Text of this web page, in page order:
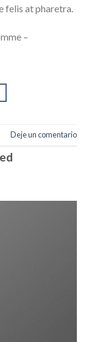
felis at pharetra.
–
Deje un comentario